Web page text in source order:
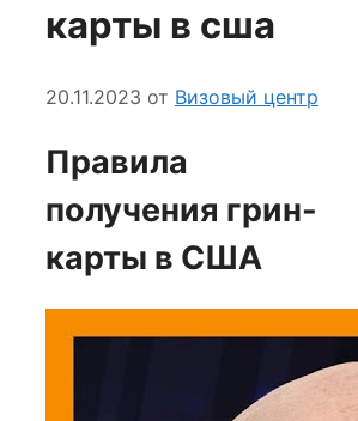
карты в сша
20.11.2023 от Визовый центр
Правила
получения грин-
карты в США